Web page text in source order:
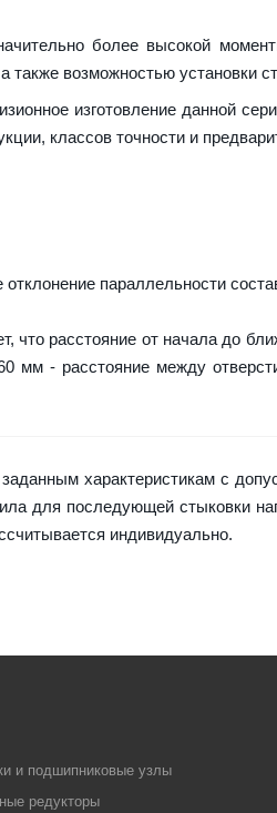
более высокой
также возможностью установки
изготовление данной
классов точности и
параллельности
что расстояние от начала до
мм - расстояние между
характеристикам с
для последующей стыковки
индивидуально.
и подшипниковые узлы
редукторы